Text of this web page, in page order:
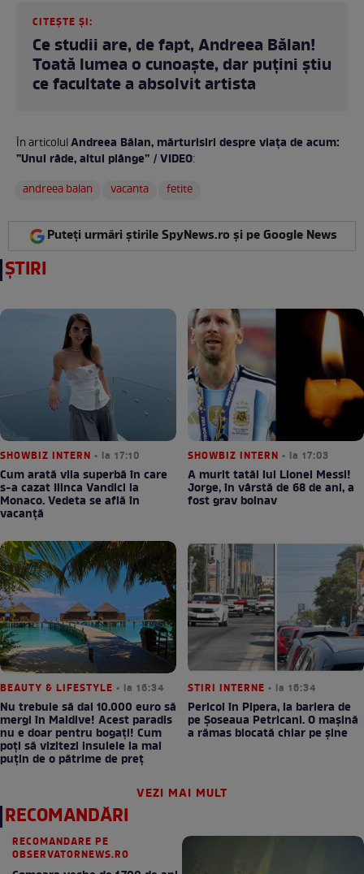
CITEȘTE ȘI:
Ce studii are, de fapt, Andreea Bălan!
Toată lumea o cunoaște, dar puțini știu
ce facultate a absolvit artista
În articolulAndreea Bălan, mărturisiri despre viața de acum:
”Unul râde, altul plânge” / VIDEO:
andreea balan
vacanta fetite
Puteți urmări știrile SpyNews.ro și pe Google News
ȘTIRI
SHOWBIZ INTERN • la 17:10
Cum arată vila superbă în care
s-a cazat Ilinca Vandici la
Monaco. Vedeta se află în
vacanță
SHOWBIZ INTERN • la 17:03
A murit tatăl lui Lionel Messi!
Jorge, în vârstă de 68 de ani, a
fost grav bolnav
BEAUTY & LIFESTYLE • la 16:34
Nu trebuie să dai 10.000 euro să
mergi în Maldive! Acest paradis
nu e doar pentru bogați! Cum
poți să vizitezi insulele la mai
puțin de o pătrime de preț
STIRI INTERNE • la 16:34
Pericol în Pipera, la bariera de
pe Șoseaua Petricani. O mașină
a rămas blocată chiar pe șine
VEZI MAI MULT
RECOMANDĂRI
RECOMANDARE PE
OBSERVATORNEWS.RO